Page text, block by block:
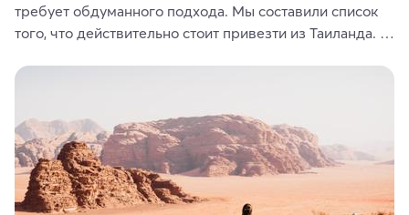
требует обдуманного подхода. Мы составили список
того, что действительно стоит привезти из Таиланда.
средства, одежду, украшения, предметы интерьера
где их купить.